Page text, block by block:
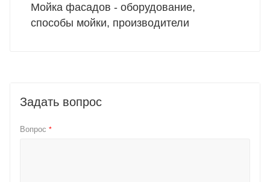
Мойка фасадов - оборудование,
способы мойки, производители
Задать вопрос
Вопрос *